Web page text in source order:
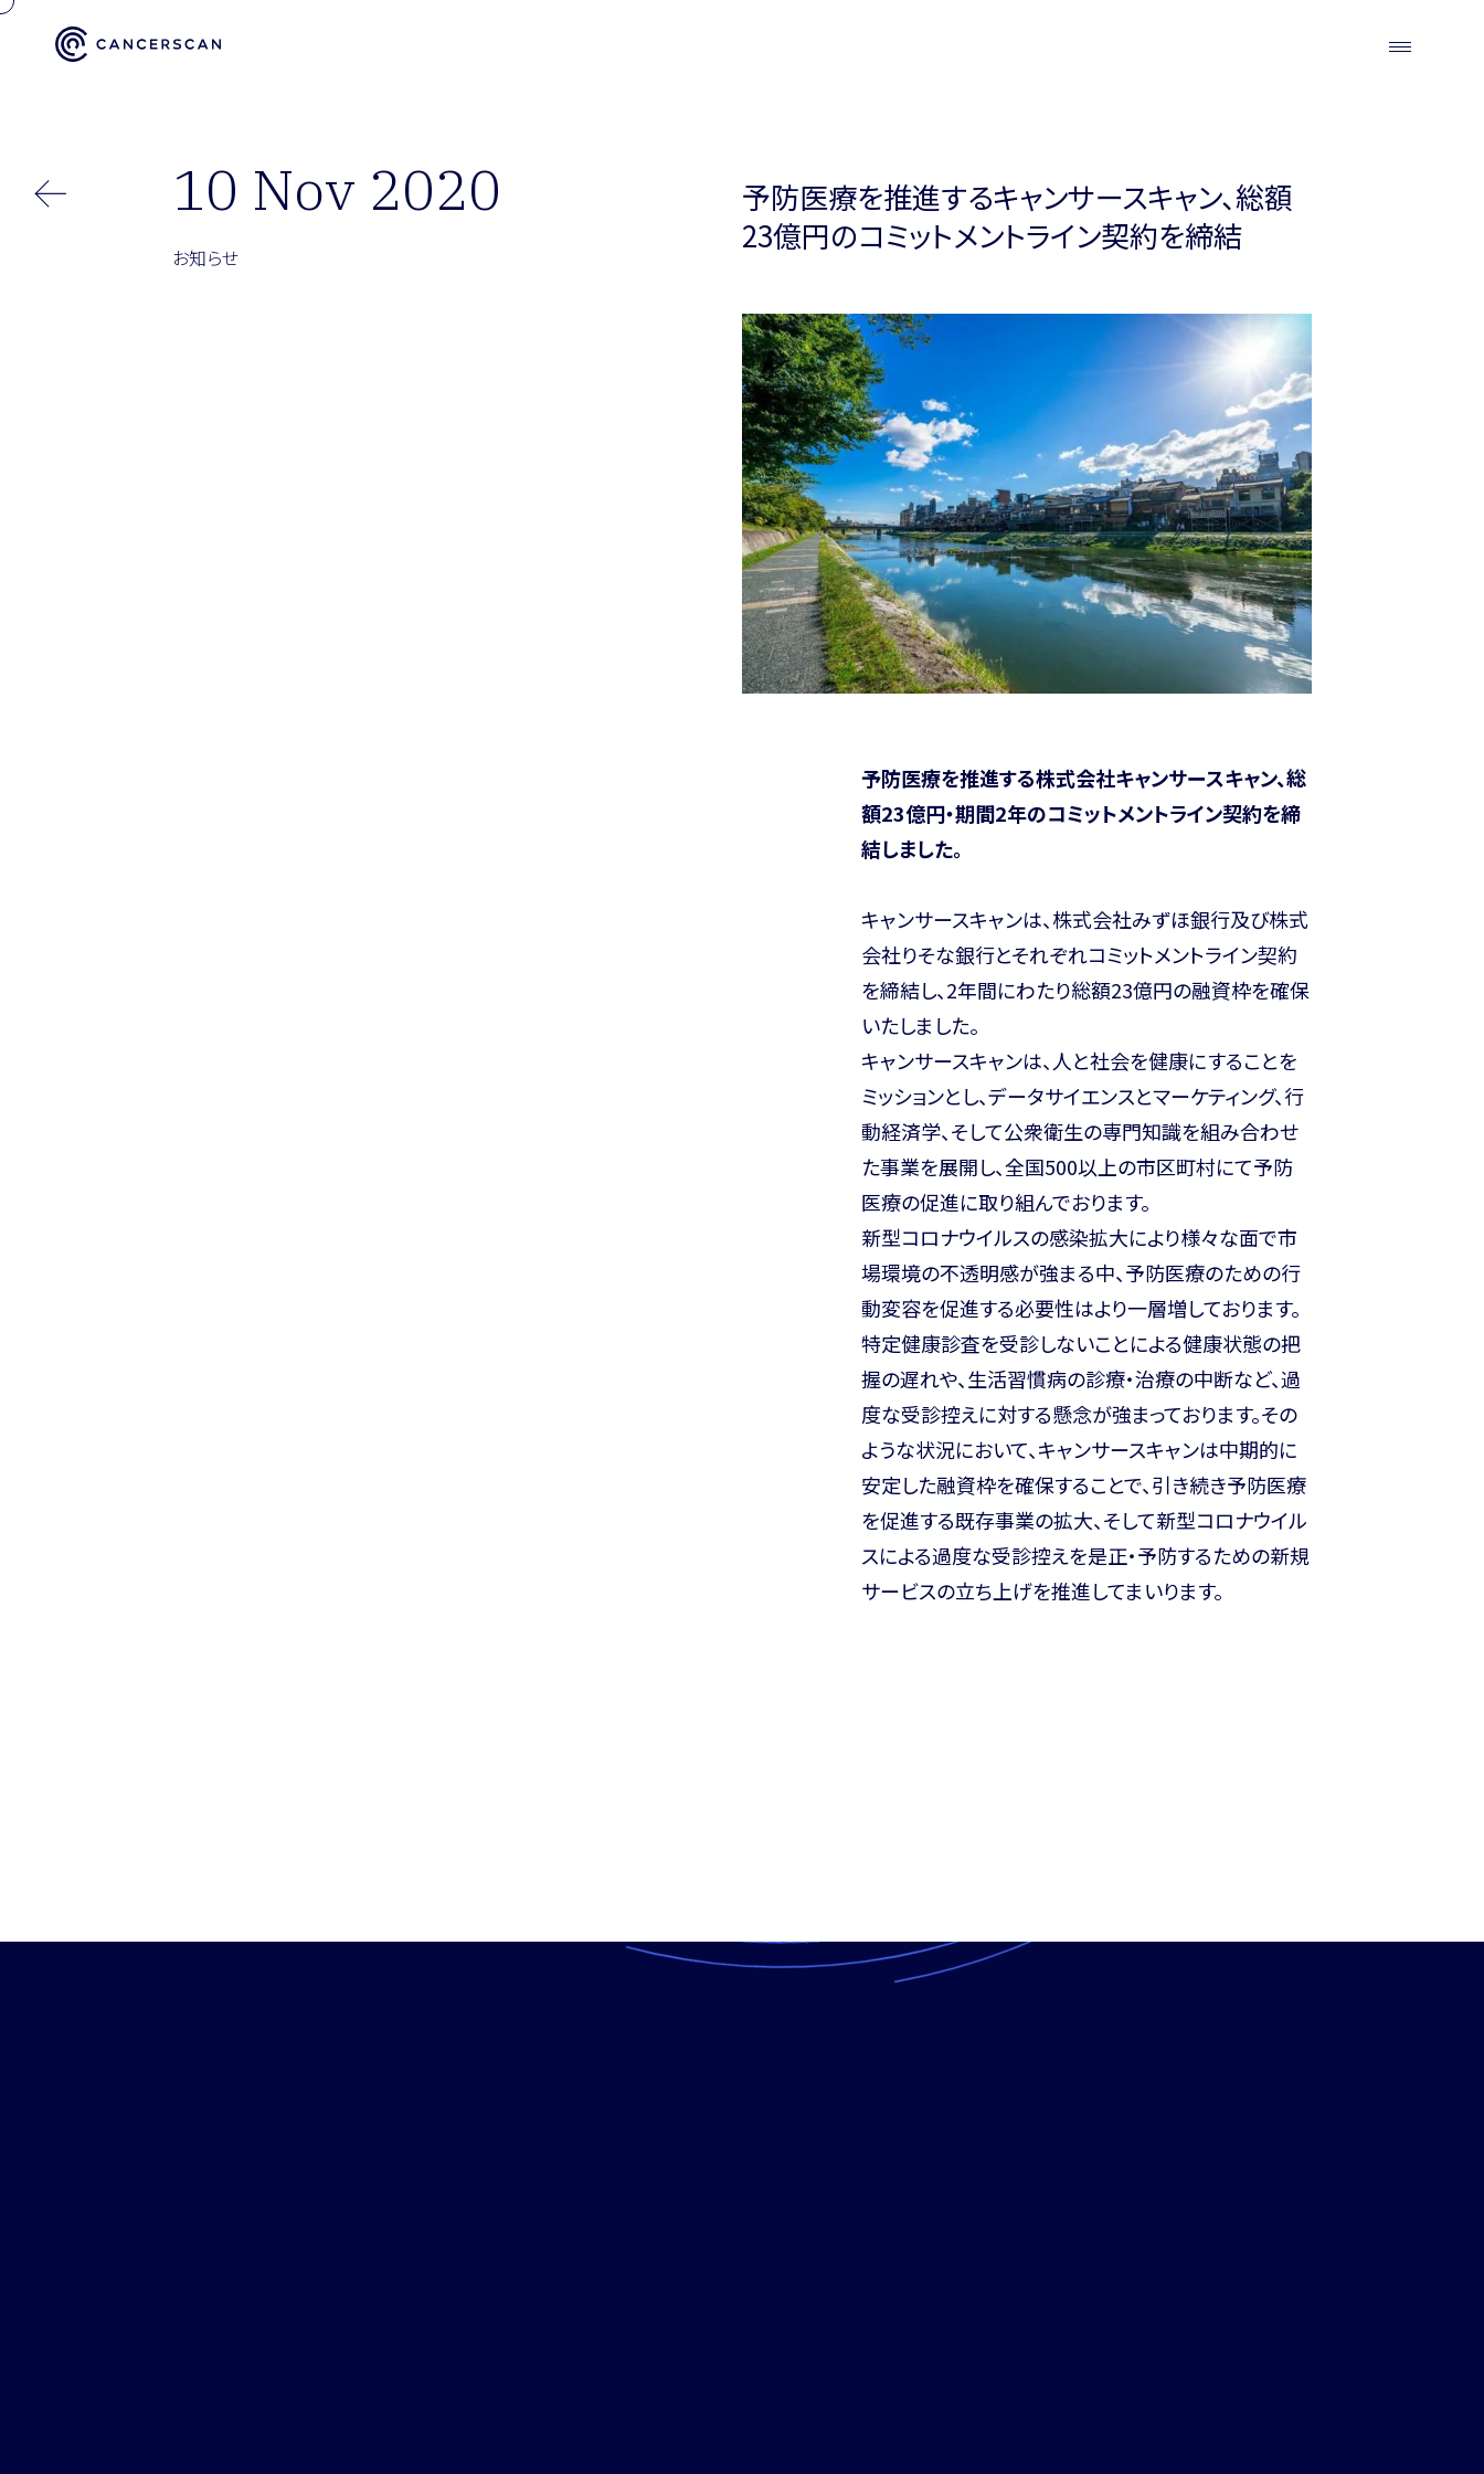
10 Nov 2020
お知らせ
予防医療を推進するキャンサースキャン、総額
23億円のコミットメントライン契約を締結
予防医療を推進する株式会社キャンサースキャン、総
額23億円・期間2年のコミットメントライン契約を締
結しました。
キャンサースキャンは、株式会社みずほ銀行及び株式
会社りそな銀行とそれぞれコミットメントライン契約
を締結し、2年間にわたり総額23億円の融資枠を確保
いたしました。
キャンサースキャンは、人と社会を健康にすることを
ミッションとし、データサイエンスとマーケティング、行
動経済学、そして公衆衛生の専門知識を組み合わせ
た事業を展開し、全国500以上の市区町村にて予防
医療の促進に取り組んでおります。
新型コロナウイルスの感染拡大により様々な面で市
場環境の不透明感が強まる中、予防医療のための行
動変容を促進する必要性はより一層増しております。
特定健康診査を受診しないことによる健康状態の把
握の遅れや、生活習慣病の診療・治療の中断など、過
度な受診控えに対する懸念が強まっております。その
ような状況において、キャンサースキャンは中期的に
安定した融資枠を確保することで、引き続き予防医療
を促進する既存事業の拡大、そして新型コロナウイル
スによる過度な受診控えを是正・予防するための新規
サービスの立ち上げを推進してまいります。